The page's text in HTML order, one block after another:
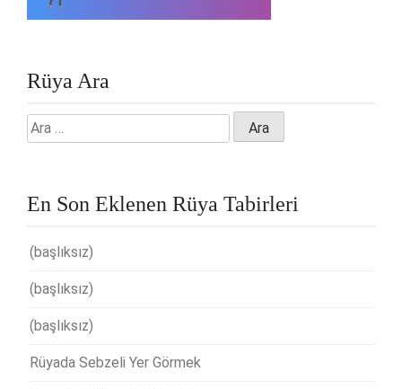
Rüya Ara
Arama:
En Son Eklenen Rüya Tabirleri
(başlıksız)
(başlıksız)
(başlıksız)
Rüyada Sebzeli Yer Görmek